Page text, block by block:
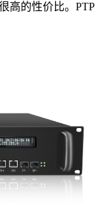
高的性价比。PTP